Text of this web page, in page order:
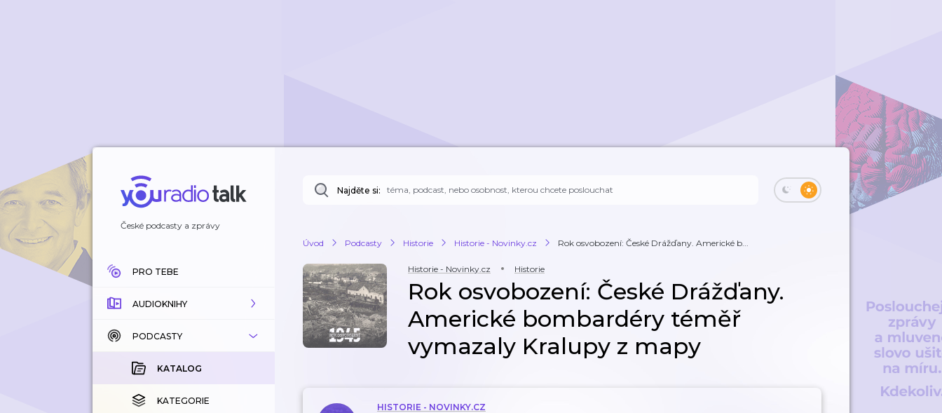
České podcasty a zprávy
PRO TEBE
AUDIOKNIHY
KATALOG
KOUPENÉ
KATEGORIE
PODCASTY
KATALOG
KATEGORIE
Najděte si:
Úvod Podcasty Historie Historie - Novinky.cz Rok osvobození: České Drážďany. Americké b...
Historie - Novinky.cz Historie
Rok osvobození: České Drážďany.
Americké bombardéry téměř
vymazaly Kralupy z mapy
HISTORIE - NOVINKY.CZ